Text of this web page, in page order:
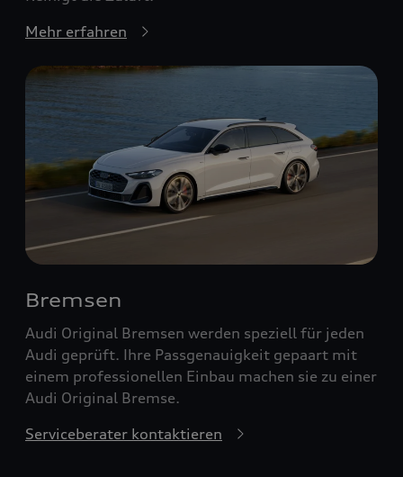
Mehr erfahren
Bremsen
Audi Original Bremsen werden speziell für jeden
Audi geprüft. Ihre Passgenauigkeit gepaart mit
einem professionellen Einbau machen sie zu einer
Audi Original Bremse.
Serviceberater kontaktieren